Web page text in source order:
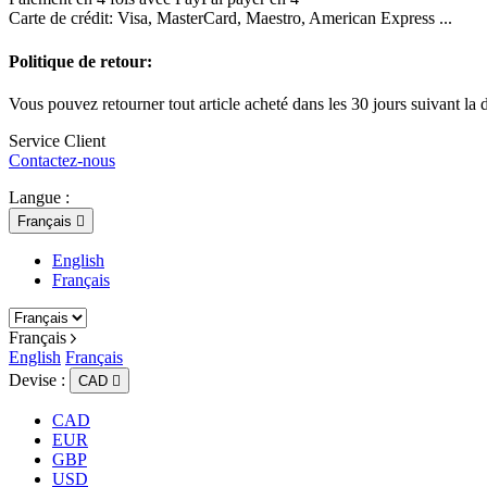
Carte de crédit: Visa, MasterCard, Maestro, American Express ...
Politique de retour:
Vous pouvez retourner tout article acheté dans les 30 jours suivant la
Service Client
Contactez-nous
Langue :
Français 
English
Français
Français
English Français
Devise :
CAD 
CAD
EUR
GBP
USD